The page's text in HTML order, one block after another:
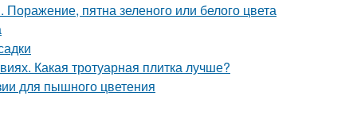
пятна зеленого или белого цвета
Какая тротуарная плитка лучше?
для пышного цветения